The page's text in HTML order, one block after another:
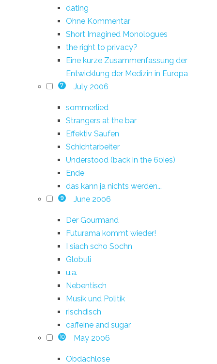
dating
Ohne Kommentar
Short Imagined Monologues
the right to privacy?
Eine kurze Zusammenfassung der
Entwicklung der Medizin in Europa
7 July 2006
sommerlied
Strangers at the bar
Effektiv Saufen
Schichtarbeiter
Understood (back in the 60ies)
Ende
das kann ja nichts werden...
9 June 2006
Der Gourmand
Futurama kommt wieder!
I siach scho Sochn
Globuli
u.a.
Nebentisch
Musik und Politik
rischdisch
caffeine and sugar
10 May 2006
Obdachlose